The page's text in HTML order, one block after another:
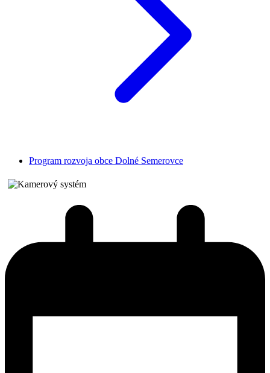
Program rozvoja obce Dolné Semerovce